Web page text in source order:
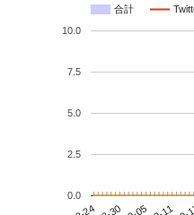
合計
0.0
2.5
5.0
7.5
10.0